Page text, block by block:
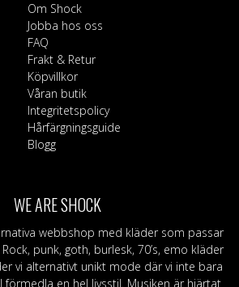
Om Shock
Jobba hos oss
FAQ
Frakt & Retur
Köpvillkor
Våran butik
Integritetspolicy
Hårfärgningsguide
Blogg
WE ARE SHOCK
webbshop med kläder som passar
punk, goth, burlesk, 70’s, emo kläder
vi alternativt unikt mode där vi inte bara
förmedla en hel livsstil. Musiken är hjärtat